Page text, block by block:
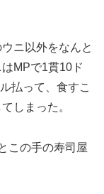
ニ以外をなんと
MPで1貫10ド
払って、食すこ
しまった。
この手の寿司屋